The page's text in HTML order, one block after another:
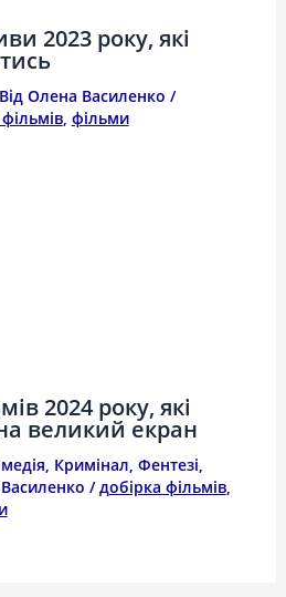
2023 року, які
Олена Василенко /
, фільми
2024 року, які
великий екран
, Кримінал, Фентезі,
/добірка фільмів,